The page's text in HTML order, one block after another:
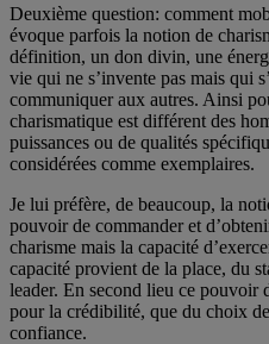
Deuxième question: comment
évoque parfois la notion de
définition, un don divin, une
vie qui ne s’invente pas mais qui
communiquer aux autres. Ainsi
charismatique est différent des
puissances ou de qualités
considérées comme exemplaires.
Je lui préfère, de beaucoup, la
pouvoir de commander et
charisme mais la capacité
capacité provient de la place, du
leader. En second lieu ce pouvoir
pour la crédibilité, que du choix
confiance.